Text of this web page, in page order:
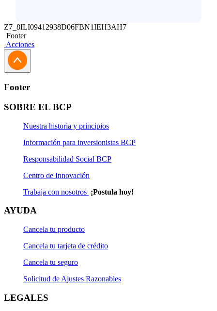
Z7_8ILI09412938D06FBN1IEH3AH7
Footer
Acciones
Footer
SOBRE EL BCP
Nuestra historia y principios
Información para inversionistas BCP
Responsabilidad Social BCP
Centro de Innovación
Trabaja con nosotros ¡Postula hoy!
AYUDA
Cancela tu producto
Cancela tu tarjeta de crédito
Cancela tu seguro
Solicitud de Ajustes Razonables
LEGALES